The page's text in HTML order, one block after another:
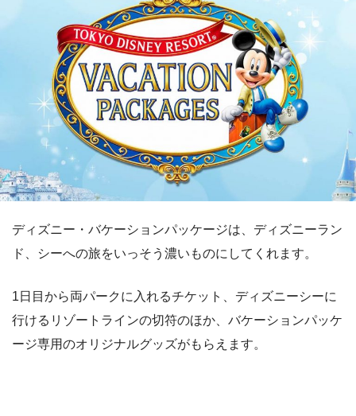
ディズニー・バケーションパッケージは、ディズニーラン
ド、シーへの旅をいっそう濃いものにしてくれます。
1日目から両パークに入れるチケット、ディズニーシーに
行けるリゾートラインの切符のほか、バケーションパッケ
ージ専用のオリジナルグッズがもらえます。